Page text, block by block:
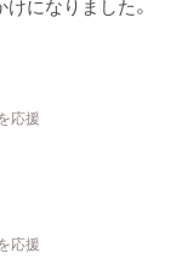
になりました。
応援
応援